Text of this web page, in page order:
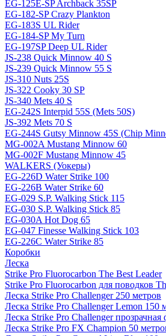
EG-125E-SP Archback 35SP
EG-182-SP Crazy Plankton
EG-183S UL Rider
EG-184-SP My Turn
EG-197SP Deep UL Rider
JS-238 Quick Minnow 40 S
JS-239 Quick Minnow 55 S
JS-310 Nuts 25S
JS-322 Cooky 30 SP
JS-340 Mets 40 S
EG-242S Interpid 55S (Mets 50S)
JS-392 Mets 70 S
EG-244S Gutsy Minnow 45S (Chip
MG-002A Mustang Minnow 60
MG-002F Mustang Minnow 45
WALKERS (Уокеры)
EG-226D Water Strike 100
EG-226B Water Strike 60
EG-029 S.P. Walking Stick 115
EG-030 S.P. Walking Stick 85
EG-030A Hot Dog 65
EG-047 Finesse Walking Stick 103
EG-226C Water Strike 85
Коробки
Леска
Strike Pro Fluorocarbon The Best Leader
Strike Pro Fluorocarbon для поводков
Леска Strike Pro Challenger 250 метров
Леска Strike Pro Challenger Lemon 150
Леска Strike Pro Challenger
Леска Strike Pro FX Champion 50